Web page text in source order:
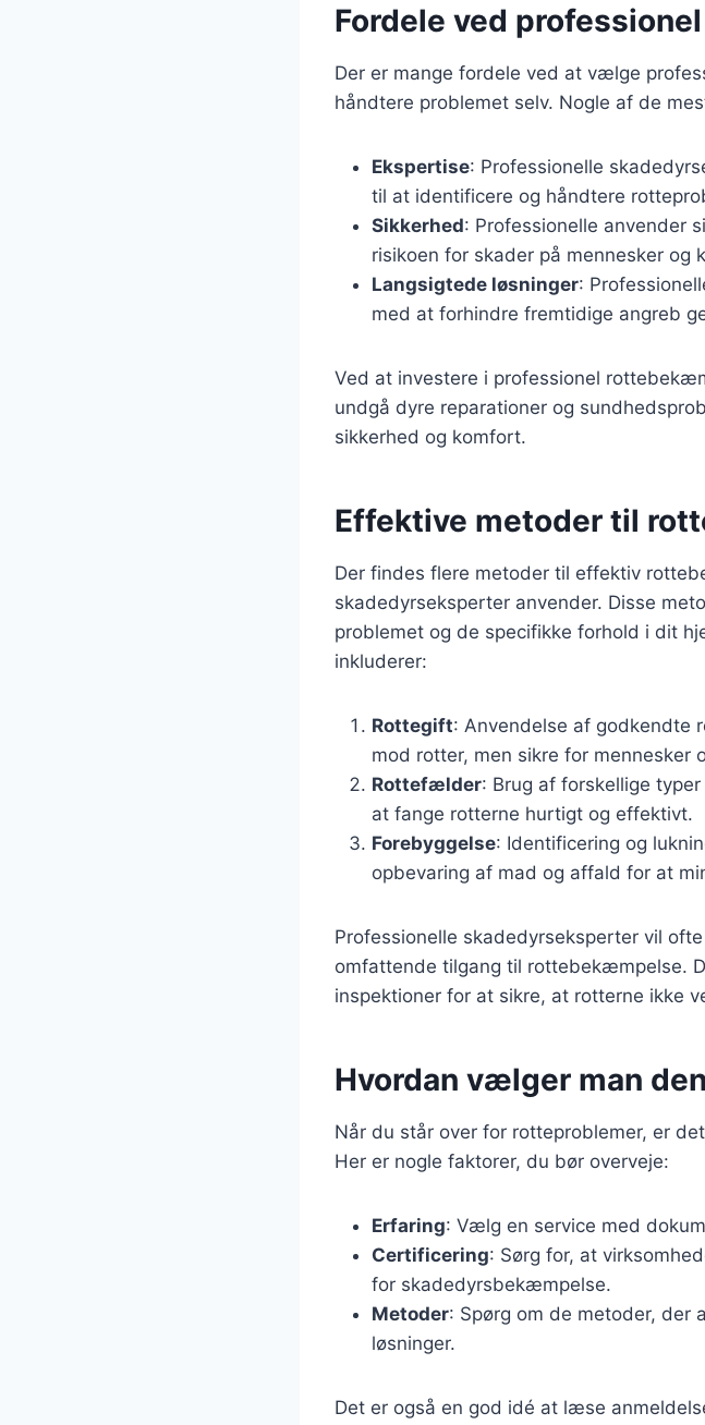
Fordele ved
Der er mange fordele ved at vælge
håndtere problemet selv. Nogle af de
Ekspertise: Professionelle
til at identificere og håndtere
Sikkerhed: Professionelle anvender
risikoen for skader på mennesker og
Langsigtede løsninger:
med at forhindre fremtidige angreb
Ved at investere i professionel
undgå dyre reparationer og
sikkerhed og komfort.
Effektive metoder til
Der findes flere metoder til effektiv
skadedyrseksperter anvender. Disse
problemet og de specifikke forhold i dit
inkluderer:
Rottegift: Anvendelse af godkendte
mod rotter, men sikre for mennesker
Rottefælder: Brug af forskellige
at fange rotterne hurtigt og effektivt.
Forebyggelse: Identificering og
opbevaring af mad og affald for at
Professionelle skadedyrseksperter vil
omfattende tilgang til rottebekæmpelse.
inspektioner for at sikre, at rotterne ikke
Hvordan vælger man
Når du står over for rotteproblemer, er
Her er nogle faktorer, du bør overveje:
Erfaring: Vælg en service med
Certificering: Sørg for, at
for skadedyrsbekæmpelse.
Metoder: Spørg om de metoder, der
løsninger.
Det er også en god idé at læse